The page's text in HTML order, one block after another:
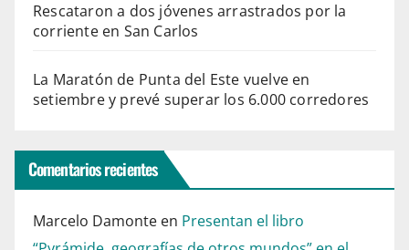
Rescataron a dos jóvenes arrastrados por la
corriente en San Carlos
La Maratón de Punta del Este vuelve en
setiembre y prevé superar los 6.000 corredores
Comentarios recientes
Marcelo Damonte en Presentan el libro